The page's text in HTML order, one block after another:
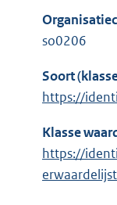
so0206
Soort
https://
Klasse
https://